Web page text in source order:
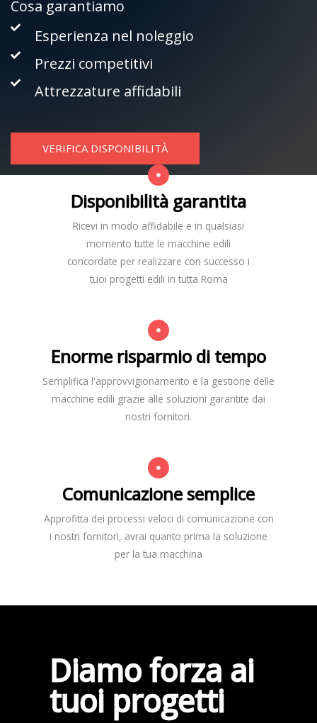
Cosa garantiamo
Esperienza nel noleggio
Prezzi competitivi
Attrezzature affidabili
VERIFICA DISPONIBILITÀ
Disponibilità garantita
Ricevi in modo affidabile e in qualsiasi
momento tutte le macchine edili
concordate per realizzare con successo i
tuoi progetti edili in tutta Roma
Enorme risparmio di tempo
Semplifica l'approvvigionamento e la gestione delle
macchine edili grazie alle soluzioni garantite dai
nostri fornitori.
Comunicazione semplice
Approfitta dei processi veloci di comunicazione con
i nostri fornitori, avrai quanto prima la soluzione
per la tua macchina
Diamo forza ai
tuoi progetti